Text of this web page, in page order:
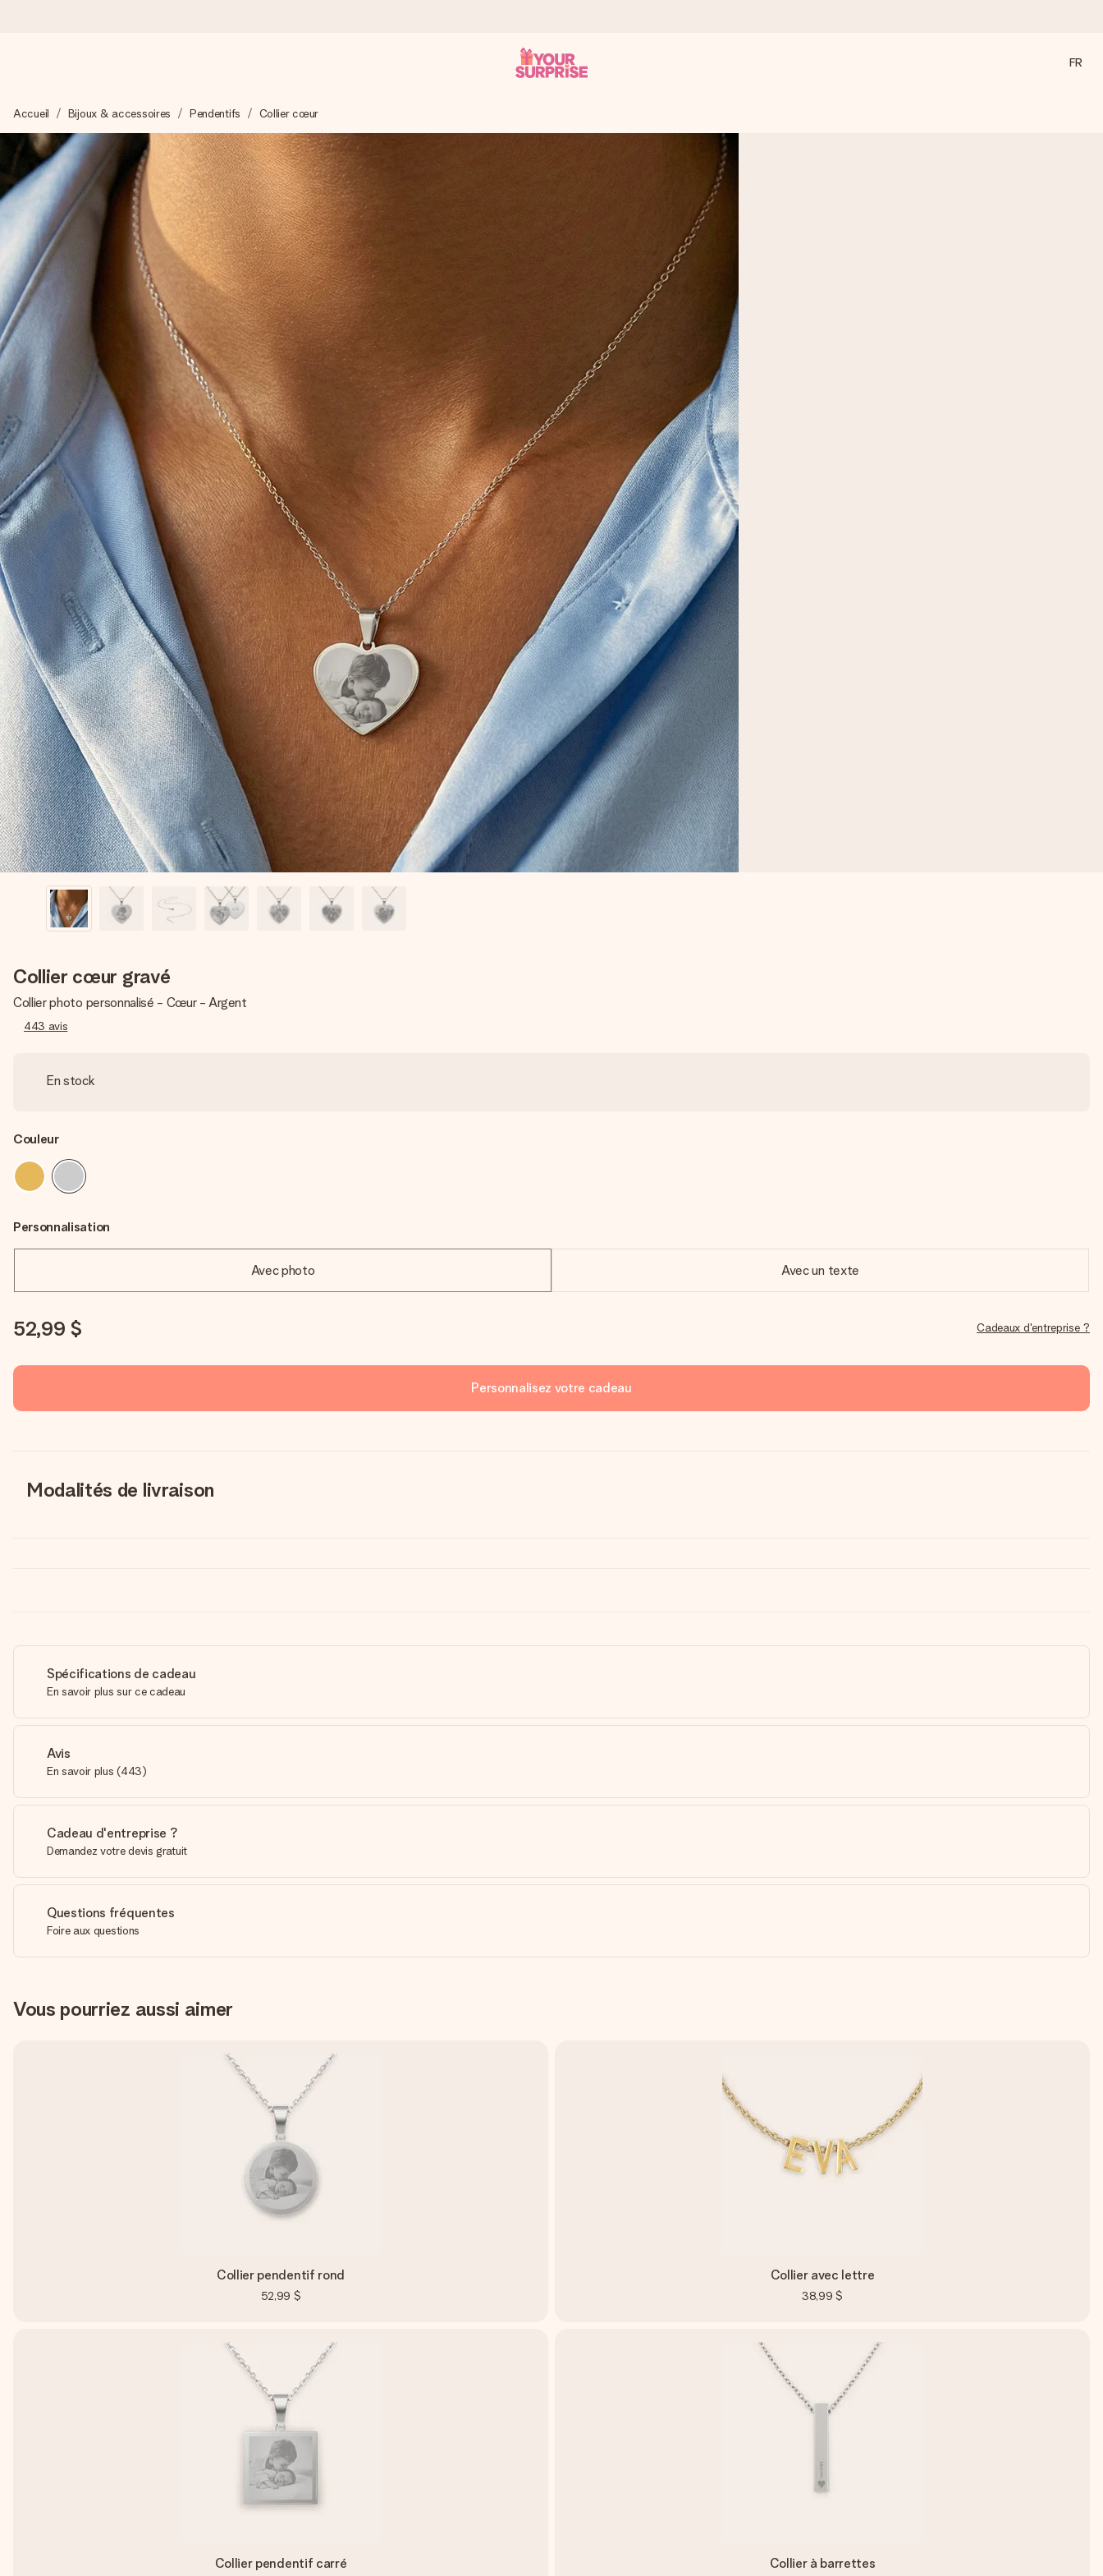
Nous préparons votre cadeau avec attention et l’envoyons en un éclair – pour que vous puissiez l’offrir au bon moment, quand cela compte le plus.
4,2 (sur la base de +15 000 avis)
Nos cadeaux sont appréciés. Les clients nous attribuent une note de 4,2 sur Google Reviews (total de tous les pays où nous sommes présents).
Carte de vœux gratuite
Créez quelque chose d’unique en quelques étapes – avec son prénom, votre photo ou un message qui touche le cœur. Sans complications, juste tout l’amour pour le moment idéal.
FR
Accueil Bijoux & accessoires Pendentifs Collier cœur
Collier cœur gravé
Collier photo personnalisé - Cœur - Argent
443 avis
En stock
Couleur
Personnalisation
Avec photo Avec un texte
52,99 $ Cadeaux d'entreprise ?
Personnalisez votre cadeau
Modalités de livraison
Spécifications de cadeau
En savoir plus sur ce cadeau
Avis
En savoir plus (443)
Cadeau d'entreprise ?
Demandez votre devis gratuit
Questions fréquentes
Foire aux questions
Vous pourriez aussi aimer
Collier pendentif rond
52,99 $
Collier avec lettre
38,99 $
Collier pendentif carré Collier à barrettes